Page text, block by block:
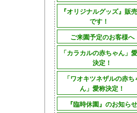
『オリジナルグッズ』販
です！
ご来園予定のお客様へ
「カラカルの赤ちゃん」
決定！
「ワオキツネザルの赤ち
ん」愛称決定！
『臨時休園』のお知らせ